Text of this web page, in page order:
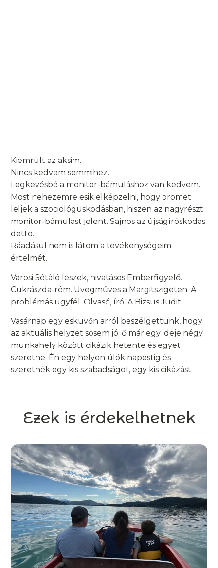
Kiemrült az aksim.
Nincs kedvem semmihez.
Legkevésbé a monitor-bámuláshoz van kedvem.
Most nehezemre esik elképzelni, hogy örömet
leljek a szociológuskodásban, hiszen az nagyrészt
monitor-bámulást jelent. Sajnos az újságíróskodás
detto.
Ráadásul nem is látom a tevékenységeim
értelmét.
Városi Sétáló leszek, hivatásos Emberfigyelő.
Cukrászda-rém. Üvegműves a Margitszigeten. A
problémás ügyfél. Olvasó, író. A Bizsus Judit.
Vasárnap egy esküvőn arról beszélgettünk, hogy
az aktuális helyzet sosem jó: ő már egy ideje négy
munkahely között cikázik hetente és egyet
szeretne. Én egy helyen ülök napestig és
szeretnék egy kis szabadságot, egy kis cikázást.
Ezek is érdekelhetnek